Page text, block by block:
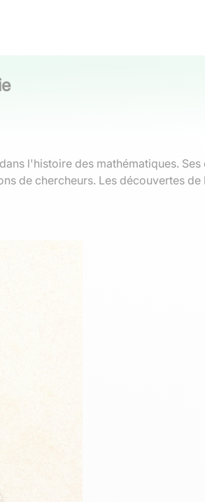
l'histoire des mathématiques.
de chercheurs. Les découvertes de